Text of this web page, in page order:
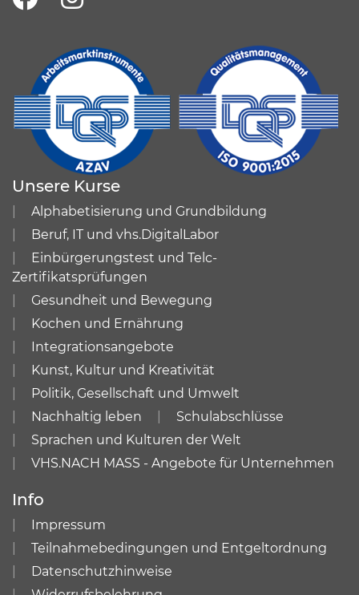
Unsere Kurse
Alphabetisierung und Grundbildung
Beruf, IT und vhs.DigitalLabor
Einbürgerungstest und Telc-
Zertifikatsprüfungen
Gesundheit und Bewegung
Kochen und Ernährung
Integrationsangebote
Kunst, Kultur und Kreativität
Politik, Gesellschaft und Umwelt
Nachhaltig leben
Schulabschlüsse
Sprachen und Kulturen der Welt
VHS.NACH MASS - Angebote für Unternehmen
Info
Impressum
Teilnahmebedingungen und Entgeltordnung
Datenschutzhinweise